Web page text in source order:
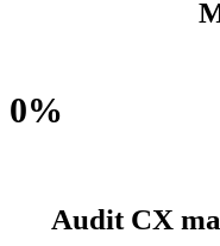
0%
Audit CX